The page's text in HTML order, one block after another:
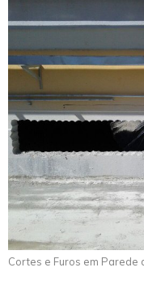
Cortes e Furos em Parede